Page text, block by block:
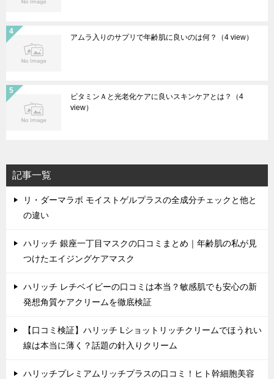
アムラ入りのサプリで年齢肌に良いのは何？ （4 view）
ビタミンＡと光老化ケアに良いスキンケアとは？
（4
view）
記事一覧
リ・ダーマラボ モイストゲルプラスの全成分チェックと他と
の違い
ハリッチ 銀座一丁目マスクの口コミまとめ｜年齢肌の私が見
つけたエイジングケアマスク
ハリッチ レチベイビーの口コミは本当？敏感肌でも安心の新
発想角質ケアクリームを徹底検証
【口コミ検証】ハリッチ Lショットリッチクリームでほうれい
線は本当に薄く？話題の針入りクリーム
ハリッチプレミアムリッチプラスの口コミ！ヒト幹細胞美容